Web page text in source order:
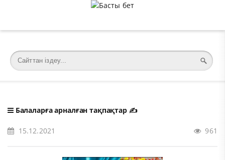
Балаларға арналған тақпақтар✍️
15.12.2021 961